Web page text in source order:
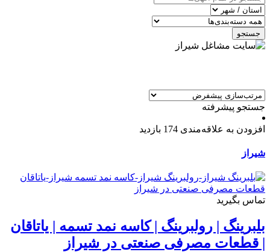
جستجو
جستجو پیشرفته
افزودن به علاقه‌مندی 174 بازدید
شیراز
تماس بگیرید
بلبرینگ | رولبرینگ | کاسه نمد تسمه | یاتاقان
| قطعات مصرفی صنعتی در شیراز